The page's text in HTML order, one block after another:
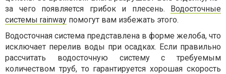
за чего появляется грибок и плесень. Водосточные
системы rainway помогут вам избежать этого.
Водосточная система представлена в форме желоба, что
исключает перелив воды при осадках. Если правильно
рассчитать водосточную систему с требуемым
количеством труб, то гарантируется хорошая скорость